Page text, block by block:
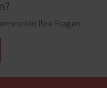
Ihre Fragen.